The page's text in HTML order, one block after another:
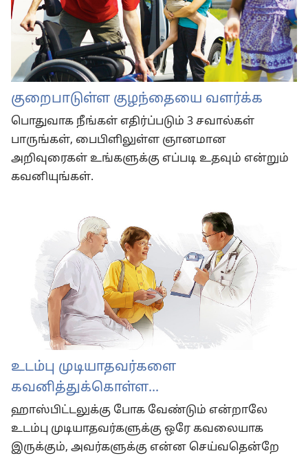
குறைபாடுள்ள குழந்தையை வளர்க்க
பொதுவாக நீங்கள் எதிர்ப்படும் 3 சவால்கள்
பாருங்கள், பைபிளிலுள்ள ஞானமான
அறிவுரைகள் உங்களுக்கு எப்படி உதவும் என்றும்
கவனியுங்கள்.
உடம்பு முடியாதவர்களை
கவனித்துக்கொள்ள...
ஹாஸ்பிட்டலுக்கு போக வேண்டும் என்றாலே
உடம்பு முடியாதவர்களுக்கு ஒரே கவலையாக
இருக்கும், அவர்களுக்கு என்ன செய்வதென்றே